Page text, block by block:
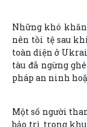
Những khó
nên tồi tệ sau
toàn diện ở
tàu đã ngừng
pháp an ninh
Một số người
bảo trì trong khu